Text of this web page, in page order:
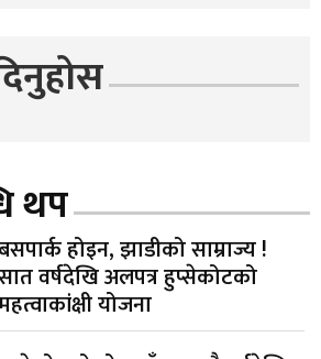
थप
होइन, झाडीको साम्राज्य !
वर्षदेखि अलपत्र हुप्सेकोटको
योजना